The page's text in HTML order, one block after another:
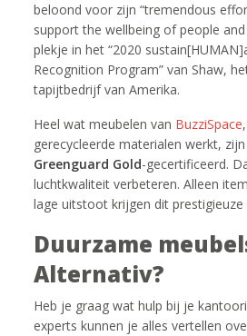
beloond voor zijn “tremendous
support the wellbeing of people
plekje in het “2020
Recognition Program” van Shaw,
tapijtbedrijf van Amerika.
Heel wat meubelen van BuzziSpace
gerecycleerde materialen werkt,
Greenguard Gold-gecertificeerd.
luchtkwaliteit verbeteren. Alleen
lage uitstoot krijgen dit prestigieuze
Duurzame
Alternativ?
Heb je graag wat hulp bij je
experts kunnen je alles vertellen